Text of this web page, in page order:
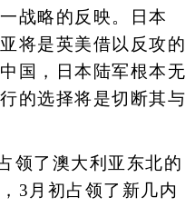
战略的反映。日本
将是英美借以反攻的
国，日本陆军根本无
的选择将是切断其与
了澳大利亚东北的
3月初占领了新几内